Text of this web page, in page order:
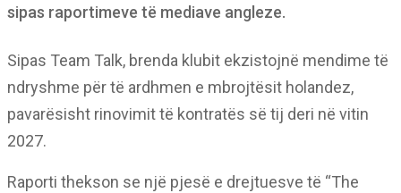
sipas raportimeve të mediave angleze.
Sipas Team Talk, brenda klubit ekzistojnë mendime të
ndryshme për të ardhmen e mbrojtësit holandez,
pavarësisht rinovimit të kontratës së tij deri në vitin
2027.
Raporti thekson se një pjesë e drejtuesve të “The